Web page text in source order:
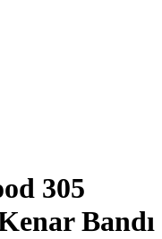
305
Bandı